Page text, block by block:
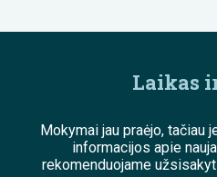
Laikas
Mokymai jau praėjo, tačiau
informacijos apie
rekomenduojame